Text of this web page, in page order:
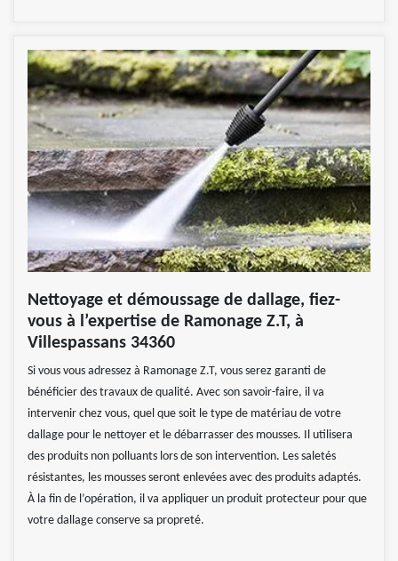
Nettoyage et démoussage de dallage, fiez-
vous à l’expertise de Ramonage Z.T, à
Villespassans 34360
Si vous vous adressez à Ramonage Z.T, vous serez garanti de
bénéficier des travaux de qualité. Avec son savoir-faire, il va
intervenir chez vous, quel que soit le type de matériau de votre
dallage pour le nettoyer et le débarrasser des mousses. Il utilisera
des produits non polluants lors de son intervention. Les saletés
résistantes, les mousses seront enlevées avec des produits adaptés.
À la fin de l’opération, il va appliquer un produit protecteur pour que
votre dallage conserve sa propreté.